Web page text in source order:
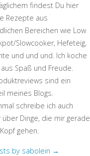
findest Du hier
Rezepte aus
Bereichen wie Low
Slowcooker, Hefeteig,
und und und. Ich koche
Spaß und Freude.
sind ein
meines Blogs.
schreibe ich auch
über Dinge, die mir gerade
gehen.
by sabolein →